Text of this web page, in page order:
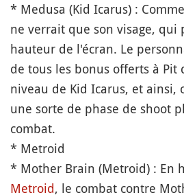
* Medusa (Kid Icarus) :
ne verrait que son visage,
hauteur de l'écran. Le
de tous les bonus offerts à Pit
niveau de Kid Icarus, et ainsi,
une sorte de phase de shoot
combat.
* Metroid
* Mother Brain (Metroid) : En
Metroid, le combat contre